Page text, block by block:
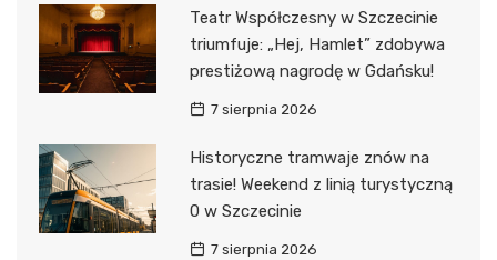
Teatr Współczesny w Szczecinie
triumfuje: „Hej, Hamlet” zdobywa
prestiżową nagrodę w Gdańsku!
7 sierpnia 2026
Historyczne tramwaje znów na
trasie! Weekend z linią turystyczną
0 w Szczecinie
7 sierpnia 2026